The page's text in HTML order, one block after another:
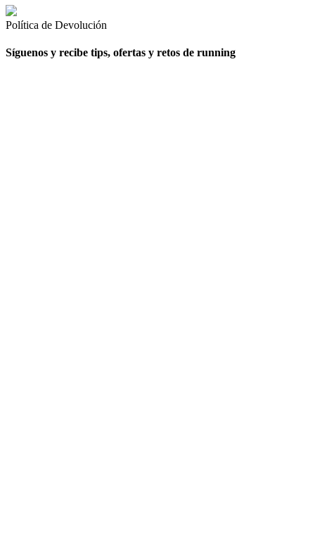
Política de Devolución
Síguenos y recibe tips, ofertas y retos de running